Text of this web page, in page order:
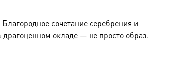
сочетание серебрения и
окладе — не просто образ.